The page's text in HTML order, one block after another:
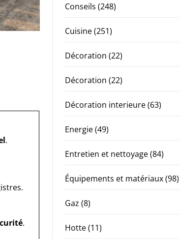
.
.
Conseils (248)
Cuisine(251)
Décoration (22)
Décoration (22)
Décoration interieure(63)
Energie(49)
Entretien et nettoyage(84)
Équipements et matériaux(98)
Gaz (8)
Hotte(11)